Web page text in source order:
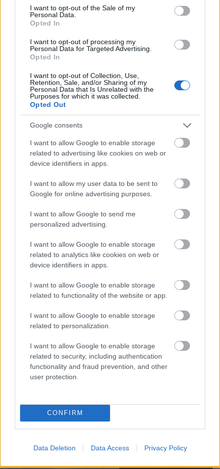
consent section.
I want to opt-out of the Sale of my
Personal Data.
Opted In
I want to opt-out of processing my
Personal Data for Targeted Advertising.
Opted In
I want to opt-out of Collection, Use,
Retention, Sale, and/or Sharing of my
Personal Data that Is Unrelated with the
Purposes for which it was collected.
Opted Out
Google consents
I want to allow Google to enable storage
related to advertising like cookies on web or
device identifiers in apps.
I want to allow my user data to be sent to
Google for online advertising purposes.
I want to allow Google to send me
personalized advertising.
I want to allow Google to enable storage
related to analytics like cookies on web or
device identifiers in apps.
I want to allow Google to enable storage
related to functionality of the website or app.
I want to allow Google to enable storage
related to personalization.
I want to allow Google to enable storage
related to security, including authentication
functionality and fraud prevention, and other
user protection.
CONFIRM
Data Deletion Data Access Privacy Policy
Minden idők legjövedelmezőbbje és
legdrágábbja volt az amerikai foci vb -
gyorsmérleg
HÍREK
csavar a sztoriban
HÍREK 2026. júl. 19.
az árfigyelő